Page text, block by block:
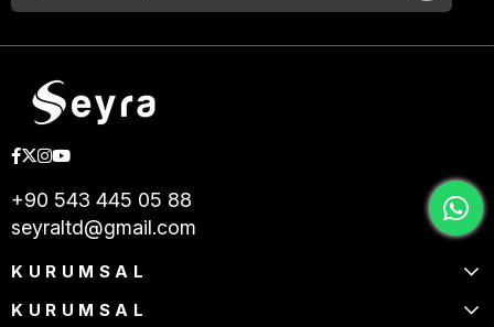
+90 543 445 05 88
seyraltd@gmail.com
KURUMSAL
KURUMSAL